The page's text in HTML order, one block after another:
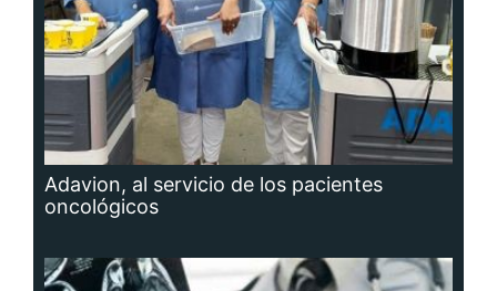
Adavion, al servicio de los pacientes
oncológicos